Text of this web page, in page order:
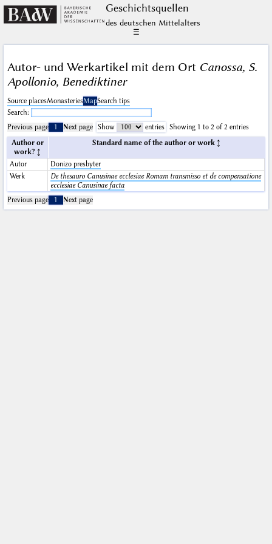
Geschichts­quellen
des deutschen Mittelalters
☰
Autor- und Werkartikel mit dem Ort Canossa, S.
Apollonio, Benediktiner
Source placesMonasteriesMapSearch tips
Search:
Previous page
1 Next page Show entries
Showing 1 to 2 of 2 entries
Author or
work?
Standard name of the author or work
Autor
Donizo presbyter
Werk
De thesauro Canusinae ecclesiae Romam transmisso et de compensatione
ecclesiae Canusinae facta
Previous page
1 Next page